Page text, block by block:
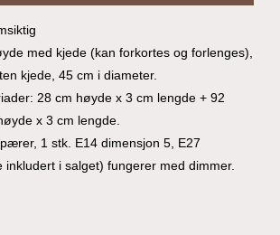
med kjede (kan forkortes og forlenges),
kjede, 45 cm i diameter.
28 cm høyde x 3 cm lengde + 92
x 3 cm lengde.
1 stk. E14 dimensjon 5, E27
inkludert i salget) fungerer med dimmer.